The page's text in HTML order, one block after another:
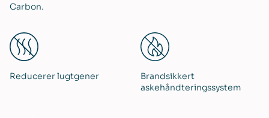
Carbon.
Reducerer lugtgener
Brandsikkert
askehåndteringssystem​